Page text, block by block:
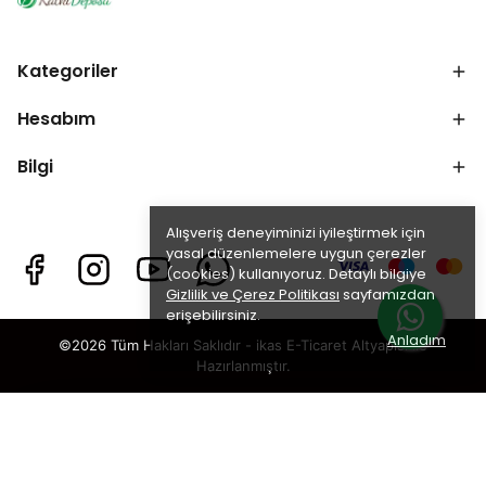
Alışveriş deneyiminizi iyileştirmek için
yasal düzenlemelere uygun çerezler
(cookies) kullanıyoruz. Detaylı bilgiye
Gizlilik ve Çerez Politikası sayfamızdan
erişebilirsiniz.
Anladım
Kategoriler
Hesabım
Bilgi
©2026 Tüm Hakları Saklıdır - ikas E-Ticaret Altyapısı ile
Hazırlanmıştır.